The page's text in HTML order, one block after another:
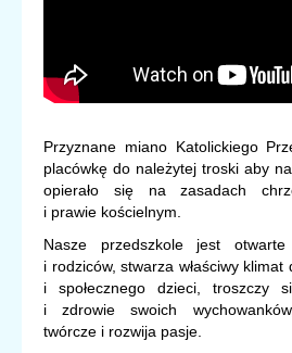
Przyznane miano Katolickiego
placówkę do należytej troski aby
opierało się na zasadach
i prawie kościelnym.
Nasze przedszkole jest
i rodziców, stwarza właściwy
i społecznego dzieci, troszczy
i zdrowie swoich
twórcze i rozwija pasje.